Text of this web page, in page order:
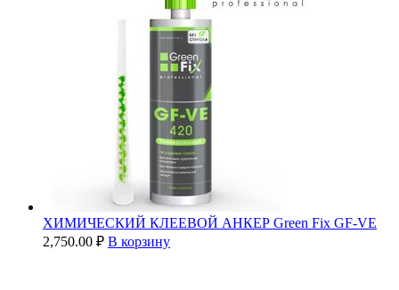
ХИМИЧЕСКИЙ КЛЕЕВОЙ АНКЕР Green Fix GF-VE
2,750.00 ₽ В корзину